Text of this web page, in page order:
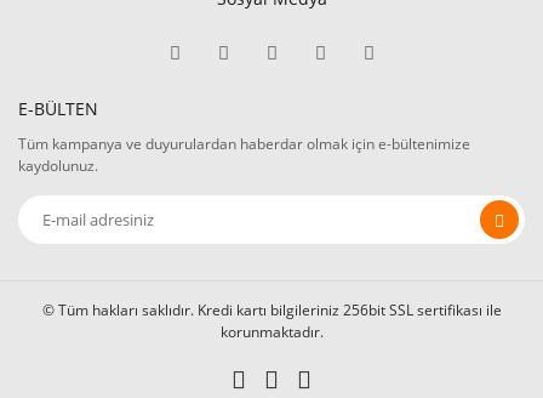
E-BÜLTEN
Tüm kampanya ve duyurulardan haberdar olmak için e-bültenimize
kaydolunuz.
© Tüm hakları saklıdır. Kredi kartı bilgileriniz 256bit SSL sertifikası ile
korunmaktadır.